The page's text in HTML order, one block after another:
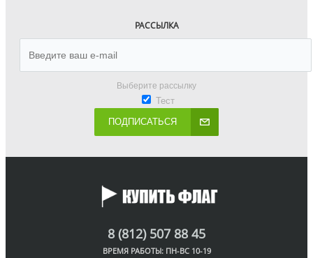
РАССЫЛКА
Выберите рассылку
Тест
ПОДПИСАТЬСЯ
8 (812) 507 88 45
ВРЕМЯ РАБОТЫ: ПН-ВС 10-19